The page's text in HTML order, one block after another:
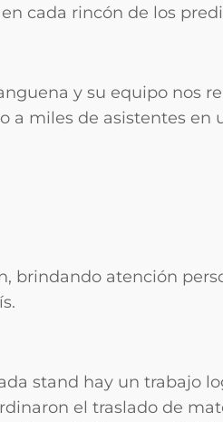
cada rincón de los
y su equipo nos
a miles de asistentes en
brindando atención
stand hay un trabajo
el traslado de